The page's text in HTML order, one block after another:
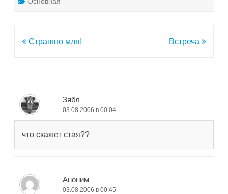
Навигация
Страшно мля! Встреча
Зябл
03.08.2006 в 00:04
что скажет стая??
Аноним
03.08.2006 в 00:45